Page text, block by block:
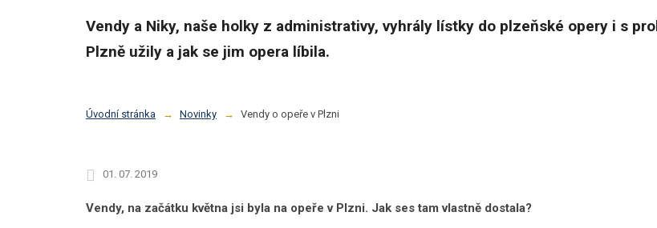
Vendy a Niky, naše holky z administrativy, vyhrály lístky do plzeňské opery i s
Plzně užily a jak se jim opera líbila.
Úvodní stránka Novinky Vendy o opeře v Plzni
01. 07. 2019
Vendy, na začátku května jsi byla na opeře v Plzni. Jak ses tam vlastně dostala?